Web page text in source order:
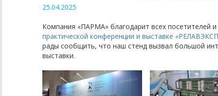
25.04.2025
Компания «ПАРМА» благодарит всех посетителей
практической конференции и выставке
рады сообщить, что наш стенд вызвал большой
выставки.